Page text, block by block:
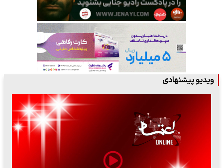
ویدیو پیشنهادی